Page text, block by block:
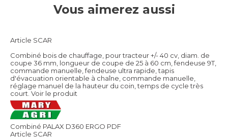
Vous aimerez aussi
Article SCAR
Combiné bois de chauffage, pour tracteur +/- 40 cv, diam. de
coupe 36 mm, longueur de coupe de 25 à 60 cm, fendeuse 9T,
commande manuelle, fendeuse ultra rapide, tapis
d'évacuation orientable à chaîne, commande manuelle,
réglage manuel de la hauteur du coin, temps de cycle très
court. Voir le produit
Combiné PALAX D360 ERGO PDF
Article SCAR